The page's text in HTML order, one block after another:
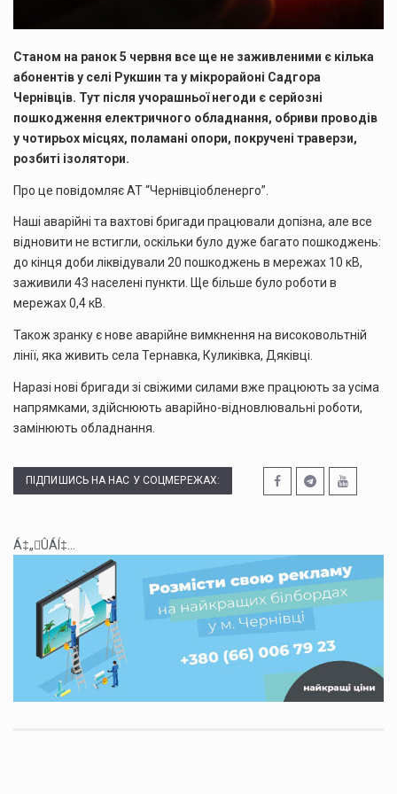
Станом на ранок 5 червня все ще не заживленими є кілька
абонентів у селі Рукшин та у мікрорайоні Садгора
Чернівців. Тут після учорашньої негоди є серйозні
пошкодження електричного обладнання, обриви проводів
у чотирьох місцях, поламані опори, покручені траверзи,
розбиті ізолятори.
Про це повідомляє АТ “Чернівціобленерго”.
Наші аварійні та вахтові бригади працювали допізна, але все
відновити не встигли, оскільки було дуже багато пошкоджень:
до кінця доби ліквідували 20 пошкоджень в мережах 10 кВ,
заживили 43 населені пункти. Ще більше було роботи в
мережах 0,4 кВ.
Також зранку є нове аварійне вимкнення на високовольтній
лінії, яка живить села Тернавка, Куликівка, Дяківці.
Наразі нові бригади зі свіжими силами вже працюють за усіма
напрямками, здійснюють аварійно-відновлювальні роботи,
замінюють обладнання.
ПІДПИШИСЬ НА НАС У СОЦМЕРЕЖАХ:
Á‡„ÛÁÍ‡...